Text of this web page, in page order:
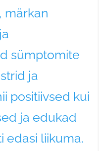
märkan
sümptomite
ja
positiivsed kui
ja edukad
edasi liikuma.